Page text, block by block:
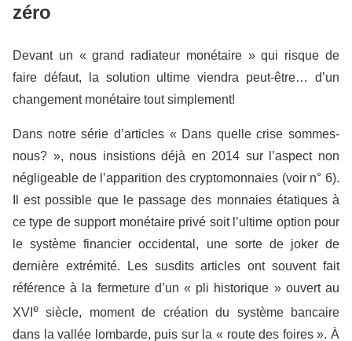
zéro
Devant un « grand radiateur monétaire » qui risque de
faire défaut, la solution ultime viendra peut-être… d’un
changement monétaire tout simplement!
Dans notre série d’articles « Dans quelle crise sommes-
nous? », nous insistions déjà en 2014 sur l’aspect non
négligeable de l’apparition des cryptomonnaies (voir n° 6).
Il est possible que le passage des monnaies étatiques à
ce type de support monétaire privé soit l’ultime option pour
le système financier occidental, une sorte de joker de
dernière extrémité. Les susdits articles ont souvent fait
référence à la fermeture d’un « pli historique » ouvert au
XVI e siècle, moment de création du système bancaire
dans la vallée lombarde, puis sur la « route des foires ». À